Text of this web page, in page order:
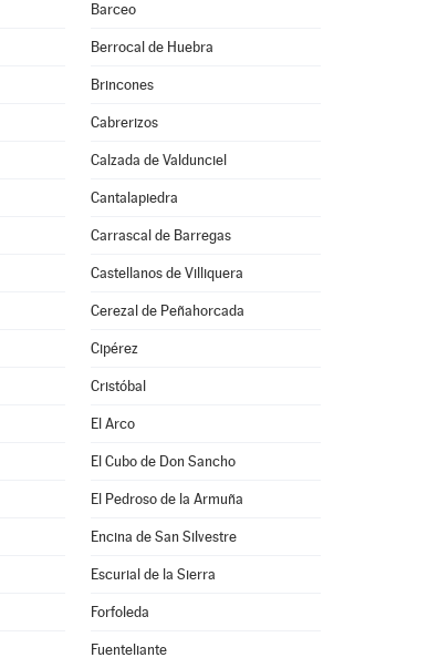
Barceo
Berrocal de Huebra
Brincones
Cabrerizos
Calzada de Valdunciel
Cantalapiedra
Carrascal de Barregas
Castellanos de Villiquera
Cerezal de Peñahorcada
Cipérez
Cristóbal
El Arco
El Cubo de Don Sancho
El Pedroso de la Armuña
Encina de San Silvestre
Escurial de la Sierra
Forfoleda
Fuenteliante